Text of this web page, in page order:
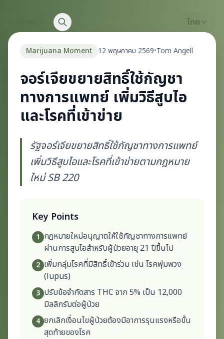
ไทย
Marijuana Moment 12 พฤษภาคม 2569•Tom Angell
จอร์เจียขยายสิทธิ์ใช้กัญชา
ทางการแพทย์ เพิ่มวิธีสูบไอ
และโรคที่เข้าข่าย
รัฐจอร์เจียขยายสิทธิ์ใช้กัญชาทางการแพทย์
เพิ่มวิธีสูบไอและโรคที่เข้าข่ายตามกฎหมาย
ใหม่ SB 220
Key Points
1 กฎหมายใหม่อนุญาตให้ใช้กัญชาทางการแพทย์
ผ่านการสูบไอสำหรับผู้ป่วยอายุ 21 ปีขึ้นไป
2 เพิ่มกลุ่มโรคที่มีสิทธิ์เข้าร่วม เช่น โรคพุ่มพวง
(lupus)
3 ปรับข้อจำกัดสาร THC จาก 5% เป็น 12,000
มิลลิกรัมต่อผู้ป่วย
4 ยกเลิกเงื่อนไขผู้ป่วยต้องมีอาการรุนแรงหรือขั้น
สุดท้ายของโรค